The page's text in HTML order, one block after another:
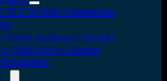
TLT ROKR-Adapterkits
Vertex drehbarer Adapter
Shift/Stitch-Adapter